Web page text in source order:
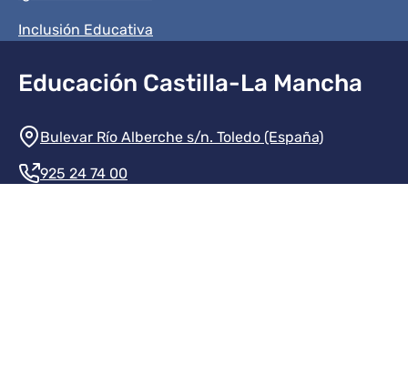
Inclusión Educativa
Educación Castilla-La Mancha
Información de la institución
Bulevar Río Alberche s/n. Toledo (España)
925 24 74 00